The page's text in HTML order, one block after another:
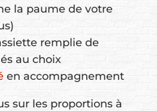
la paume de votre
remplie de
au choix
en accompagnement
sur les proportions à